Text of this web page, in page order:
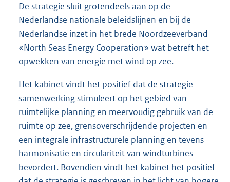
De strategie sluit grotendeels aan op de
Nederlandse nationale beleidslijnen en bij de
Nederlandse inzet in het brede Noordzeeverband
«North Seas Energy Cooperation» wat betreft het
opwekken van energie met wind op zee.
Het kabinet vindt het positief dat de strategie
samenwerking stimuleert op het gebied van
ruimtelijke planning en meervoudig gebruik van de
ruimte op zee, grensoverschrijdende projecten en
een integrale infrastructurele planning en tevens
harmonisatie en circulariteit van windturbines
bevordert. Bovendien vindt het kabinet het positief